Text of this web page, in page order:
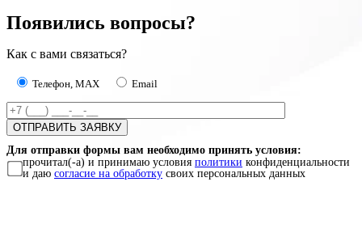
Появились вопросы?
Как с вами связаться?
Телефон, MAX Email
Для отправки формы вам необходимо принять условия:
прочитал(-а) и принимаю условия политики конфиденциальности
и даю согласие на обработку своих персональных данных